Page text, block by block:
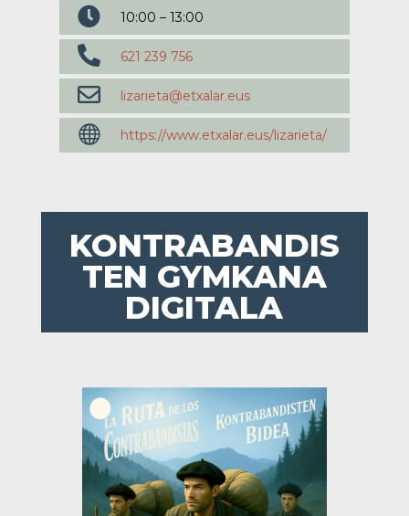
 10:00 – 13:00
 621 239 756
 lizarieta@etxalar.eus
 https://www.etxalar.eus/lizarieta/
KONTRABANDIS
TEN GYMKANA
DIGITALA